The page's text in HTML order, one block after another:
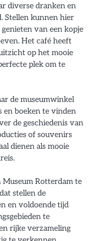
diverse dranken en
Stellen kunnen hier
van een kopje
Het café heeft
op het mooie
plek om te
de museumwinkel
en boeken te vinden
de geschiedenis van
of souvenirs
dienen als mooie
Rotterdam te
stellen de
en voldoende tijd
te
rijke verzameling